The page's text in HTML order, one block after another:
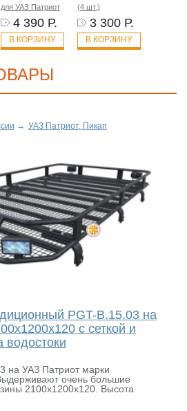
для УАЗ Патриот
4 390 Р.
В КОРЗИНУ
(4 шт.)
3 300 Р.
В КОРЗИНУ
→ УАЗ Патриот, Пикап
PGT-B.15.03 на
с сеткой и
водостоки
на УАЗ Патриот марки
очень большие
2100х1200х120. Высота